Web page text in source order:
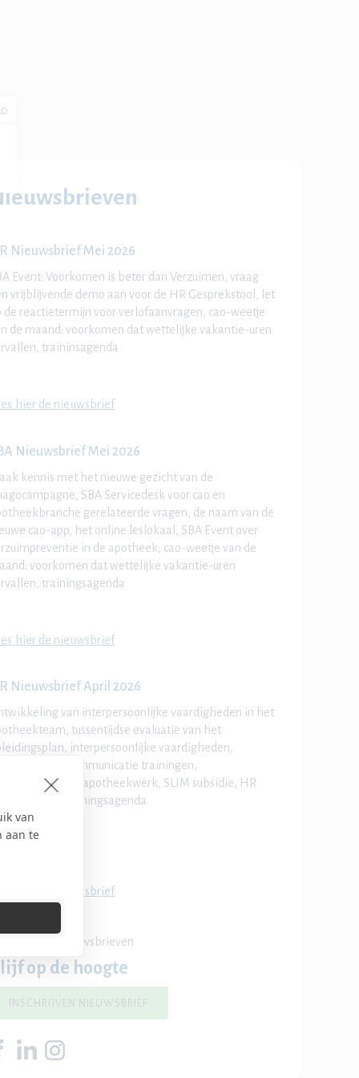
van
aan te
Nieuwsbrief Mei 2026
Event: Voorkomen is beter dan Verzuimen, vraag
vrijblijvende demo aan voor de HR Gesprekstool, let
de reactietermijn voor verlofaanvragen, cao-weetje
de maand: voorkomen dat wettelijke vakantie-uren
traininsagenda
hier de nieuwsbrief
Nieuwsbrief Mei 2026
kennis met het nieuwe gezicht van de
SBA Servicedesk voor cao en
gerelateerde vragen, de naam van de
cao-app, het online leslokaal, SBA Event over
in de apotheek, cao-weetje van de
voorkomen dat wettelijke vakantie-uren
trainingsagenda
hier de nieuwsbrief
Nieuwsbrief April 2026
van interpersoonlijke vaardigheden in het
tussentijdse evaluatie van het
interpersoonlijke vaardigheden,
communicatie trainingen,
apotheekwerk, SLIM subsidie, HR
Trainingsagenda
hier de nieuwsbrief
Naar alle nieuwsbrieven
op de hoogte
INSCHRIJVEN NIEUWSBRIEF